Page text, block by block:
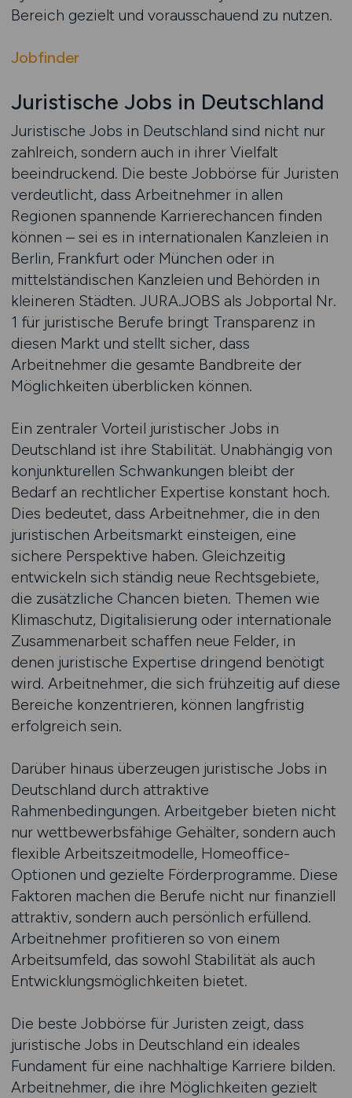
Bereich gezielt und vorausschauend zu nutzen.
Jobfinder
Juristische Jobs in Deutschland
Juristische Jobs in Deutschland sind nicht nur
zahlreich, sondern auch in ihrer Vielfalt
beeindruckend. Die beste Jobbörse für Juristen
verdeutlicht, dass Arbeitnehmer in allen
Regionen spannende Karrierechancen finden
können – sei es in internationalen Kanzleien in
Berlin, Frankfurt oder München oder in
mittelständischen Kanzleien und Behörden in
kleineren Städten. JURA.JOBS als Jobportal Nr.
1 für juristische Berufe bringt Transparenz in
diesen Markt und stellt sicher, dass
Arbeitnehmer die gesamte Bandbreite der
Möglichkeiten überblicken können.
Ein zentraler Vorteil juristischer Jobs in
Deutschland ist ihre Stabilität. Unabhängig von
konjunkturellen Schwankungen bleibt der
Bedarf an rechtlicher Expertise konstant hoch.
Dies bedeutet, dass Arbeitnehmer, die in den
juristischen Arbeitsmarkt einsteigen, eine
sichere Perspektive haben. Gleichzeitig
entwickeln sich ständig neue Rechtsgebiete,
die zusätzliche Chancen bieten. Themen wie
Klimaschutz, Digitalisierung oder internationale
Zusammenarbeit schaffen neue Felder, in
denen juristische Expertise dringend benötigt
wird. Arbeitnehmer, die sich frühzeitig auf diese
Bereiche konzentrieren, können langfristig
erfolgreich sein.
Darüber hinaus überzeugen juristische Jobs in
Deutschland durch attraktive
Rahmenbedingungen. Arbeitgeber bieten nicht
nur wettbewerbsfähige Gehälter, sondern auch
flexible Arbeitszeitmodelle, Homeoffice-
Optionen und gezielte Förderprogramme. Diese
Faktoren machen die Berufe nicht nur finanziell
attraktiv, sondern auch persönlich erfüllend.
Arbeitnehmer profitieren so von einem
Arbeitsumfeld, das sowohl Stabilität als auch
Entwicklungsmöglichkeiten bietet.
Die beste Jobbörse für Juristen zeigt, dass
juristische Jobs in Deutschland ein ideales
Fundament für eine nachhaltige Karriere bilden.
Arbeitnehmer, die ihre Möglichkeiten gezielt